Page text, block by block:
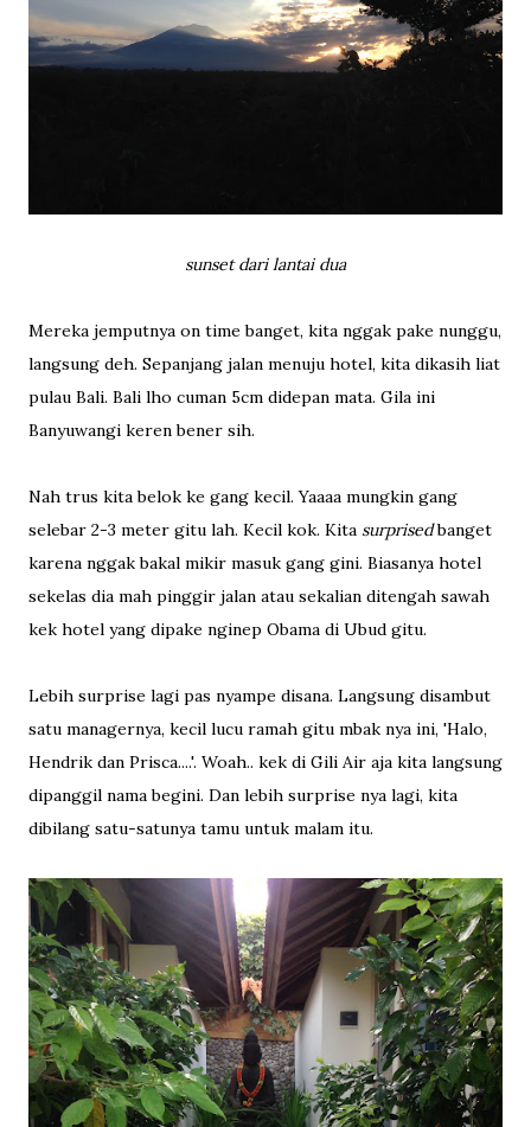
sunset dari lantai dua
Mereka jemputnya on time banget, kita nggak pake nunggu,
langsung deh. Sepanjang jalan menuju hotel, kita dikasih liat
pulau Bali. Bali lho cuman 5cm didepan mata. Gila ini
Banyuwangi keren bener sih.
Nah trus kita belok ke gang kecil. Yaaaa mungkin gang
selebar 2-3 meter gitu lah. Kecil kok. Kita surprisedbanget
karena nggak bakal mikir masuk gang gini. Biasanya hotel
sekelas dia mah pinggir jalan atau sekalian ditengah sawah
kek hotel yang dipake nginep Obama di Ubud gitu.
Lebih surprise lagi pas nyampe disana. Langsung disambut
satu managernya, kecil lucu ramah gitu mbak nya ini, 'Halo,
Hendrik dan Prisca....'. Woah.. kek di Gili Air aja kita langsung
dipanggil nama begini. Dan lebih surprise nya lagi, kita
dibilang satu-satunya tamu untuk malam itu.